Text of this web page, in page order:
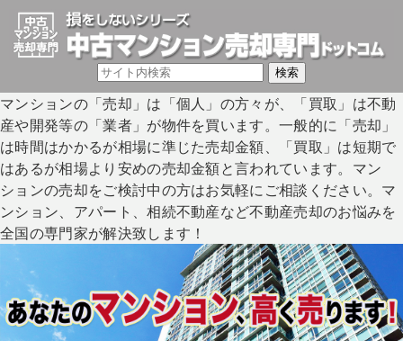
マンションの「売却」は「個人」の方々が、「買取」は不動
産や開発等の「業者」が物件を買います。一般的に「売却」
は時間はかかるが相場に準じた売却金額、「買取」は短期で
はあるが相場より安めの売却金額と言われています。マン
ションの売却をご検討中の方はお気軽にご相談ください。マ
ンション、アパート、相続不動産など不動産売却のお悩みを
全国の専門家が解決致します！